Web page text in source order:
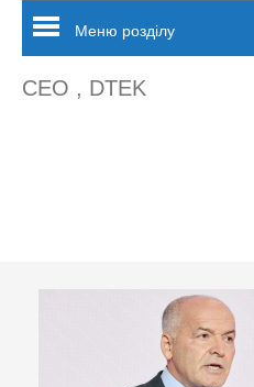
Меню розділу
CEO , DTEK